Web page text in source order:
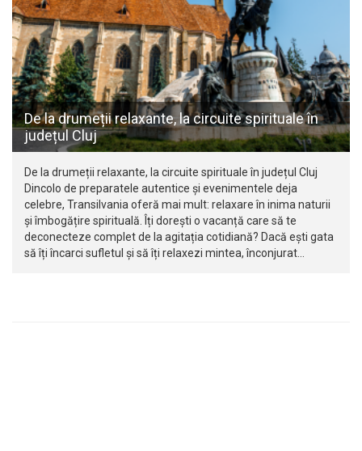
De la drumeții relaxante, la circuite spirituale în
județul Cluj
De la drumeții relaxante, la circuite spirituale în județul Cluj
Dincolo de preparatele autentice și evenimentele deja
celebre, Transilvania oferă mai mult: relaxare în inima naturii
și îmbogățire spirituală. Îți dorești o vacanță care să te
deconecteze complet de la agitația cotidiană? Dacă ești gata
să îți încarci sufletul și să îți relaxezi mintea, înconjurat…